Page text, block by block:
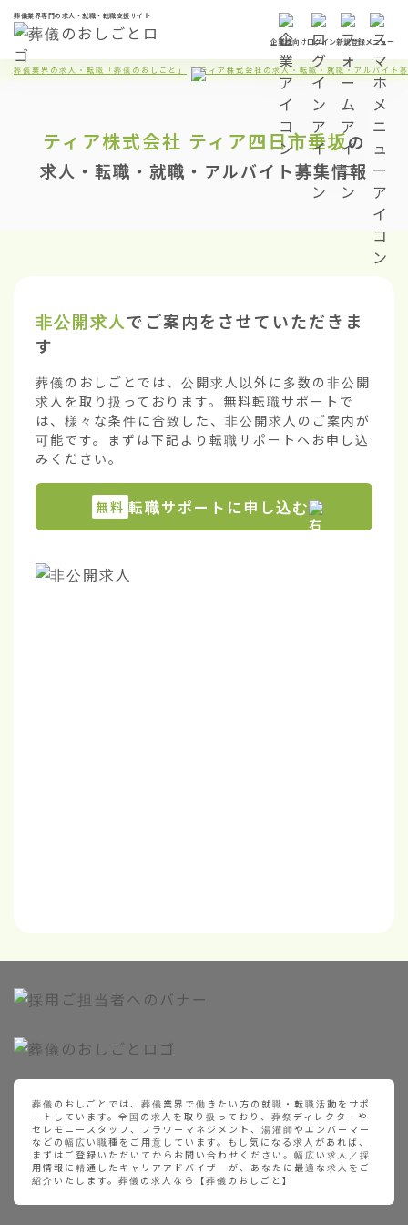
葬儀業界専門の求人・就職・転職支援サイト
企業様向けログイン新規登録メニュー
葬儀業界の求人・転職「葬儀のおしごと」 ティア株式会社の求人・転職・就職・アルバイト
ティア株式会社 ティア四日市垂坂の
求人・転職・就職・アルバイト募集情報
非公開求人でご案内をさせていただきま
す
葬儀のおしごとでは、公開求人以外に多数の非公開
求人を取り扱っております。無料転職サポートで
は、様々な条件に合致した、非公開求人のご案内が
可能です。まずは下記より転職サポートへお申し込
みください。
無料 転職サポートに申し込む
葬儀のおしごとでは、葬儀業界で働きたい方の就職・転職活動をサポ
ートしています。全国の求人を取り扱っており、葬祭ディレクターや
セレモニースタッフ、フラワーマネジメント、湯灌師やエンバーマー
などの幅広い職種をご用意しています。もし気になる求人があれば、
まずはご登録いただいてからお問い合わせください。幅広い求人／採
用情報に精通したキャリアアドバイザーが、あなたに最適な求人をご
紹介いたします。葬儀の求人なら【葬儀のおしごと】